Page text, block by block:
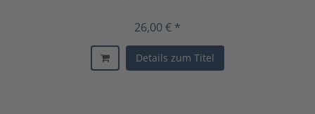
26,00 € *
Details zum Titel